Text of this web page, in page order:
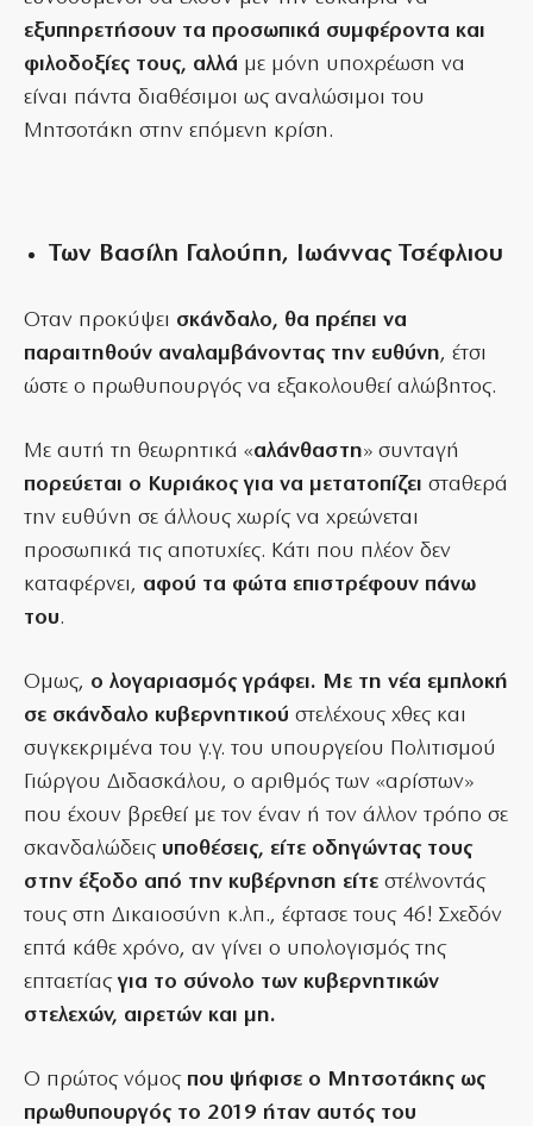
εξυπηρετήσουν τα προσωπικά συμφέροντα και
φιλοδοξίες τους, αλλά με μόνη υποχρέωση να
είναι πάντα διαθέσιμοι ως αναλώσιμοι του
Μητσοτάκη στην επόμενη κρίση.
Των Βασίλη Γαλούπη, Ιωάννας Τσέφλιου
Οταν προκύψει σκάνδαλο, θα πρέπει να
παραιτηθούν αναλαμβάνοντας την ευθύνη, έτσι
ώστε ο πρωθυπουργός να εξακολουθεί αλώβητος.
Με αυτή τη θεωρητικά «αλάνθαστη» συνταγή
πορεύεται ο Κυριάκος για να μετατοπίζει σταθερά
την ευθύνη σε άλλους χωρίς να χρεώνεται
προσωπικά τις αποτυχίες. Κάτι που πλέον δεν
καταφέρνει, αφού τα φώτα επιστρέφουν πάνω
του.
Ομως, ο λογαριασμός γράφει. Με τη νέα εμπλοκή
σε σκάνδαλο κυβερνητικού στελέχους χθες και
συγκεκριμένα του γ.γ. του υπουργείου Πολιτισμού
Γιώργου Διδασκάλου, ο αριθμός των «αρίστων»
που έχουν βρεθεί με τον έναν ή τον άλλον τρόπο σε
σκανδαλώδειςυποθέσεις, είτε οδηγώντας τους
στην έξοδο από την κυβέρνηση είτε στέλνοντάς
τους στη Δικαιοσύνη κ.λπ., έφτασε τους 46! Σχεδόν
επτά κάθε χρόνο, αν γίνει ο υπολογισμός της
επταετίαςγια το σύνολο των κυβερνητικών
στελεχών, αιρετών και μη.
Ο πρώτος νόμος που ψήφισε ο Μητσοτάκης ως
πρωθυπουργός το 2019 ήταν αυτός του